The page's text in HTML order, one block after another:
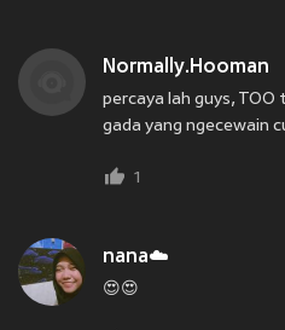
Normally.Hooman
percaya lah guys,
gada yang ngecewain
1
nana☁️
😍😍